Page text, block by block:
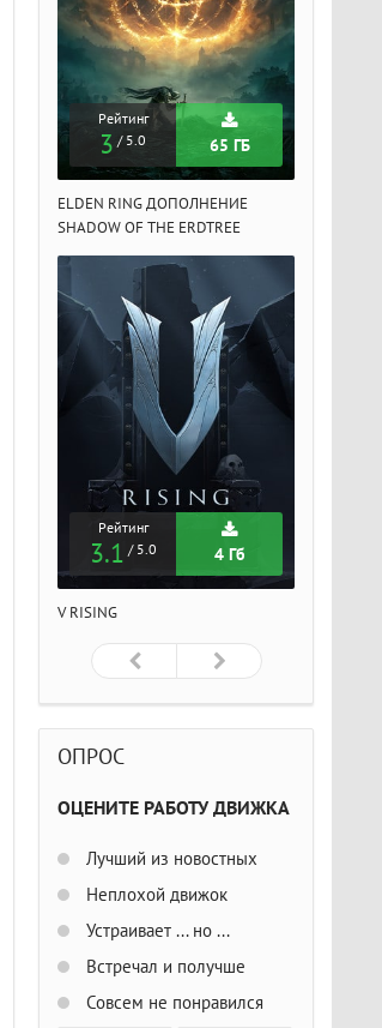
Рейтинг
3 / 5.0 65 ГБ
ELDEN RING ДОПОЛНЕНИЕ
SHADOW OF THE ERDTREE
Рейтинг
3.1 / 5.0 4 Гб
V RISING
ОПРОС
ОЦЕНИТЕ РАБОТУ ДВИЖКА
Лучший из новостных
Неплохой движок
Устраивает ... но ...
Встречал и получше
Совсем не понравился